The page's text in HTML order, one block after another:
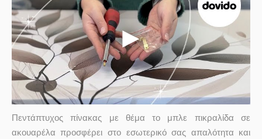
Πεντάπτυχος πίνακας με θέμα το μπλε πικραλίδα σε
ακουαρέλα προσφέρει στο εσωτερικό σας απαλότητα και